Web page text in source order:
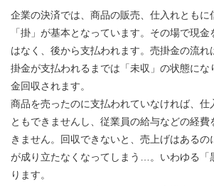
企業の決済では、商品の販売、仕入れともに
「掛」が基本となっています。その場で現
はなく、後から支払われます。売掛金の流れ
掛金が支払われるまでは「未収」の状態にな
金回収されます。
商品を売ったのに支払われていなければ、仕
ともできませんし、従業員の給与などの経費
きません。回収できないと、売上げはあるの
が成り立たなくなってしまう…。いわゆる「
ります。